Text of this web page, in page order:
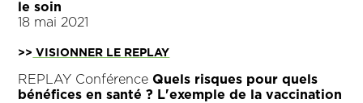
le soin
18 mai 2021
>> VISIONNER LE REPLAY
REPLAY Conférence Quels risques pour quels
bénéfices en santé ? L'exemple de la vaccination